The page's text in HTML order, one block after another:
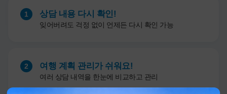
1 상담 내용 다시 확인!
잊어버려도 걱정 없이 언제든 다시 확인 가능
2 여행 계획 관리가 쉬워요!
여러 상담 내역을 한눈에 비교하고 관리